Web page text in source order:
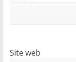
Site web